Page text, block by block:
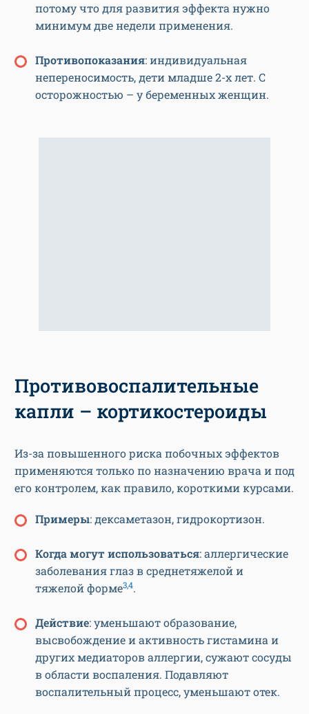
потому что для развития эффекта нужно
минимум две недели применения.
Противопоказания: индивидуальная
непереносимость, дети младше 2-х лет. С
осторожностью – у беременных женщин.
Противовоспалительные
капли – кортикостероиды
Из-за повышенного риска побочных эффектов
применяются только по назначению врача и под
его контролем, как правило, короткими курсами.
Примеры: дексаметазон, гидрокортизон.
Когда могут использоваться: аллергические
заболевания глаз в среднетяжелой и
тяжелой форме3,4.
Действие: уменьшают образование,
высвобождение и активность гистамина и
других медиаторов аллергии, сужают сосуды
в области воспаления. Подавляют
воспалительный процесс, уменьшают отек.